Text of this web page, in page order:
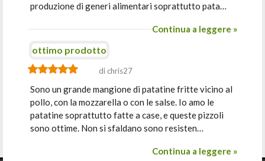
produzione di generi alimentari soprattutto pata…
Continua a leggere »
ottimo prodotto
di chris27
Sono un grande mangione di patatine fritte vicino al
pollo, con la mozzarella o con le salse. Io amo le
patatine soprattutto fatte a case, e queste pizzoli
sono ottime. Non si sfaldano sono resisten…
Continua a leggere »